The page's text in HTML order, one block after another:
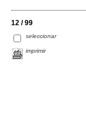
12 / 99
seleccionar
imprimir